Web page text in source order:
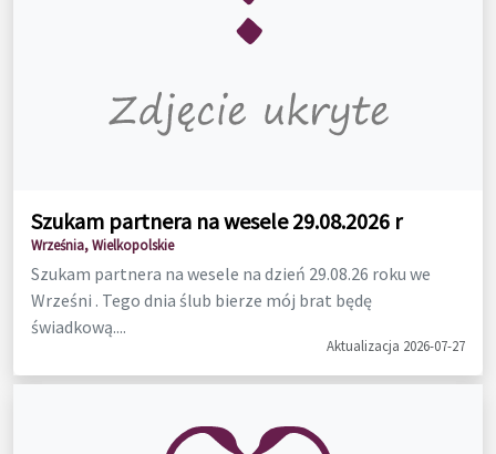
Szukam partnera na wesele 29.08.2026 r
Września, Wielkopolskie
Szukam partnera na wesele na dzień 29.08.26 roku we
Wrześni . Tego dnia ślub bierze mój brat będę
świadkową....
Aktualizacja 2026-07-27